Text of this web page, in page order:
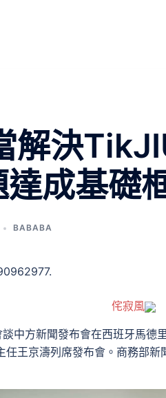
解決
成基礎
BABABA
侘寂風
中方新聞發布會在西班牙馬德
任王京濤列席發布會。商務部